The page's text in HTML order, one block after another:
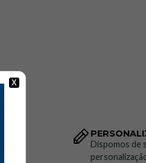
Técnicas:
— vestuário de trabalho
da
Dispomos de
X